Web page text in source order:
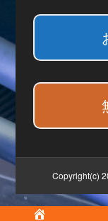
Copyright(c)